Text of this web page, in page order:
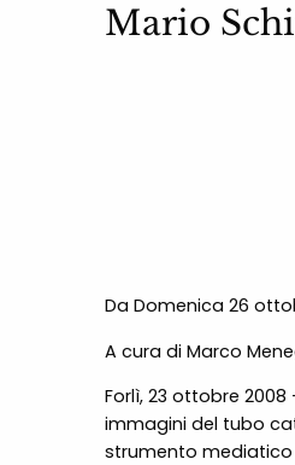
Mario
Da Domenica 26
A cura di Marco
Forlì, 23 ottobre 2008
immagini del tubo
strumento